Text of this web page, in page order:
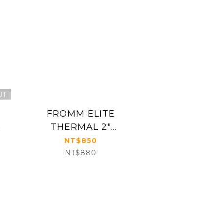
FROMM ELITE
THERMAL 2"
CERAMIC ROUND
BRUSH #2035
NT$850
NT$880